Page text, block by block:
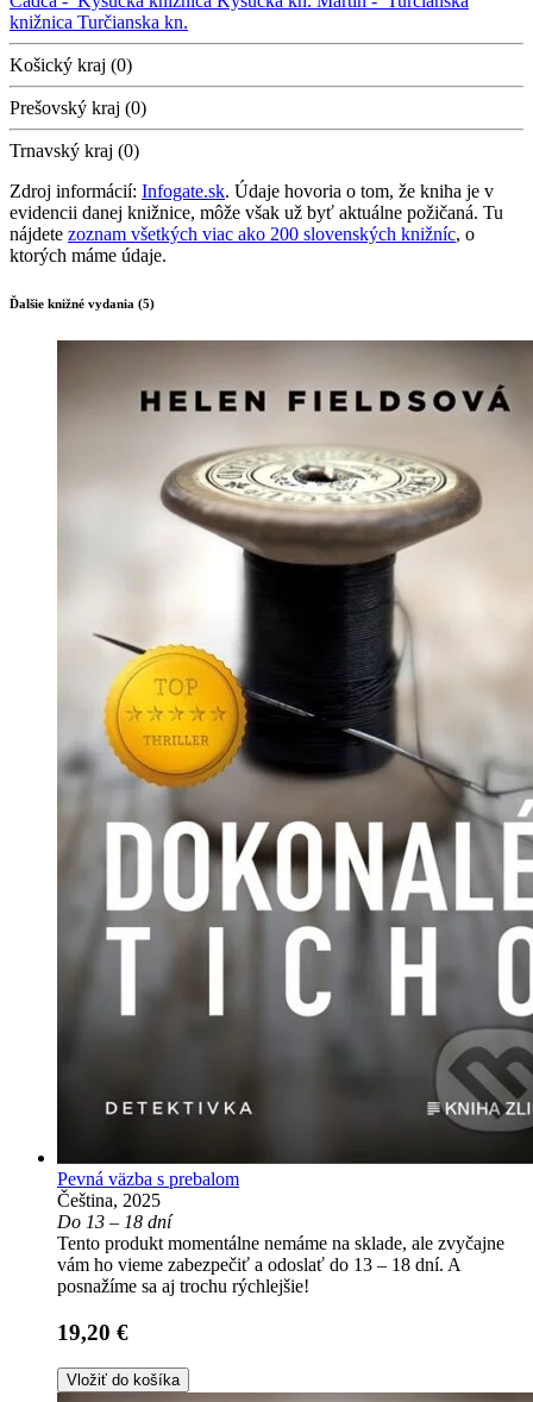
knižnica Turčianska kn.
Košický kraj (0)
Prešovský kraj (0)
Trnavský kraj (0)
Zdroj informácií: Infogate.sk. Údaje hovoria o tom, že kniha je v
evidencii danej knižnice, môže však už byť aktuálne požičaná. Tu
nájdete zoznam všetkých viac ako 200 slovenských knižníc, o
ktorých máme údaje.
Ďalšie knižné vydania (5)
Pevná väzba s prebalom
Čeština, 2025
Do 13 – 18 dní
Tento produkt momentálne nemáme na sklade, ale zvyčajne
vám ho vieme zabezpečiť a odoslať do 13 – 18 dní. A
posnažíme sa aj trochu rýchlejšie!
19,20 €
Vložiť do košíka